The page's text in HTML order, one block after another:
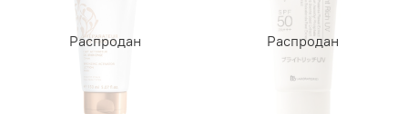
Распродан Распродан